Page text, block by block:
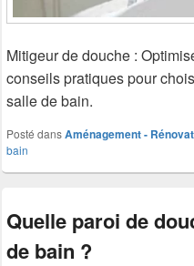
Mitigeur de douche :
conseils pratiques pour
salle de bain.
Posté dansAménagement -
bain
Quelle paroi de
de bain ?